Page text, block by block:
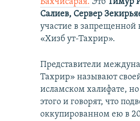
Салиев, Сервер
участие в
«Хизб ут-Тахрир».
Представители
Тахрир» называют
исламском халифате,
этого и говорят, что
оккупированном ею в